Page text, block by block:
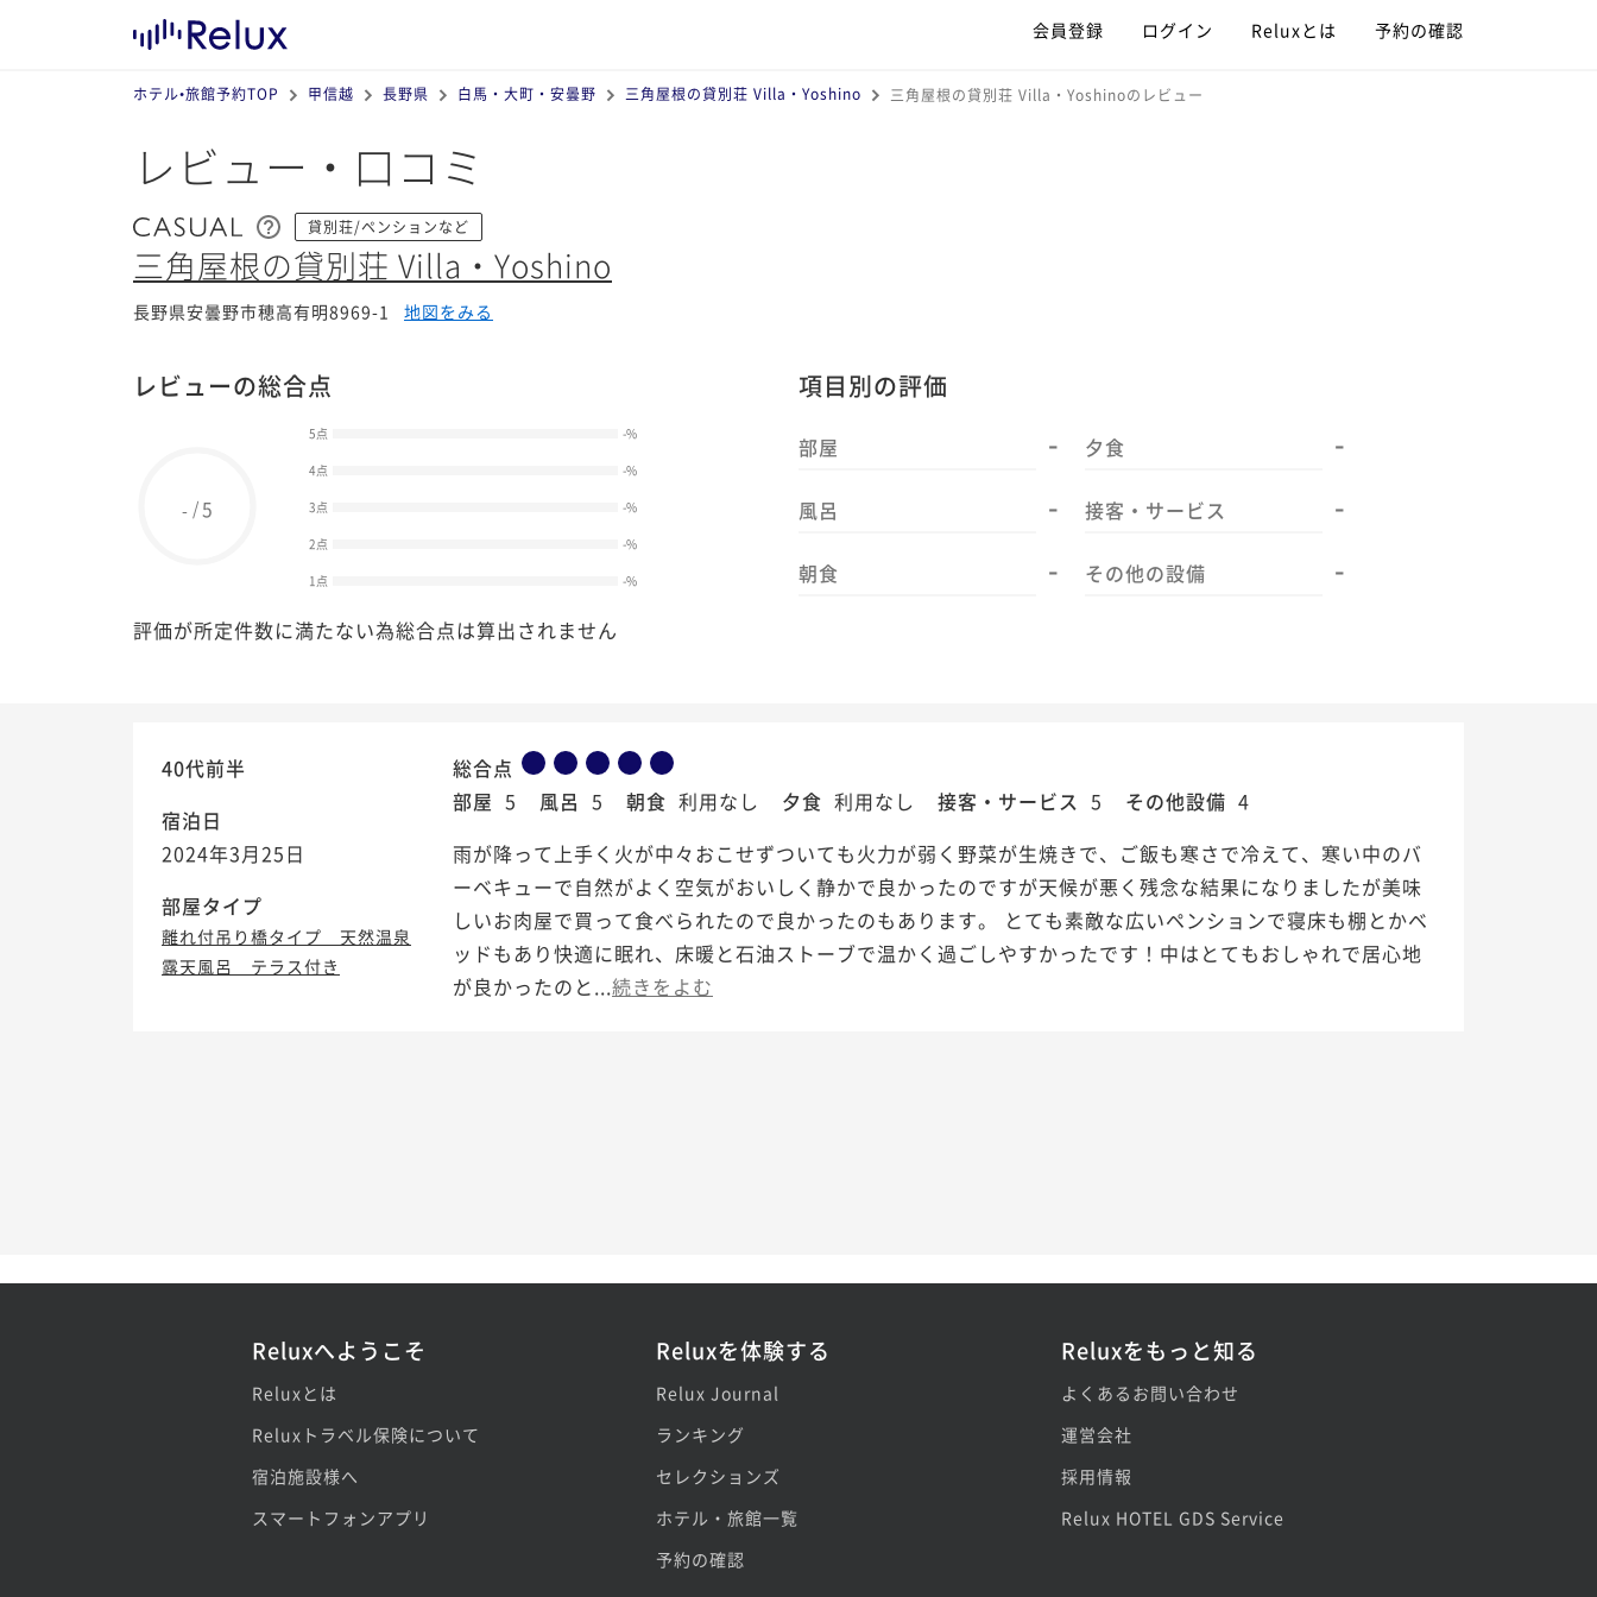
会員登録 ログイン Reluxとは 予約の確認
ホテル•旅館予約TOP 甲信越 長野県 白馬・大町・安曇野 三角屋根の貸別荘 Villa・Yoshino 三角屋根の貸別荘 Villa・Yoshinoのレビュー
レビュー・口コミ
貸別荘/ペンションなど
三角屋根の貸別荘 Villa・Yoshino
長野県安曇野市穂高有明8969-1 地図をみる
レビューの総合点
- /5
5点 -%
4点 -%
3点 -%
2点 -%
1点 -%
評価が所定件数に満たない為総合点は算出されません
項目別の評価
部屋 -
風呂 -
朝食 -
夕食 -
接客・サービス -
その他の設備 -
40代前半
宿泊日
2024年3月25日
部屋タイプ
離れ付吊り橋タイプ 天然温泉
露天風呂 テラス付き
総合点
部屋 5 風呂 5 朝食 利用なし 夕食 利用なし 接客・サービス 5 その他設備 4
雨が降って上手く火が中々おこせずついても火力が弱く野菜が生焼きで、ご飯も寒さで冷えて、寒い中のバ
ーベキューで自然がよく空気がおいしく静かで良かったのですが天候が悪く残念な結果になりましたが美味
しいお肉屋で買って食べられたので良かったのもあります。 とても素敵な広いペンションで寝床も棚とかベ
ッドもあり快適に眠れ、床暖と石油ストーブで温かく過ごしやすかったです！中はとてもおしゃれで居心地
が良かったのと...続きをよむ
Reluxへようこそ
Reluxとは
Reluxトラベル保険について
宿泊施設様へ
スマートフォンアプリ
Reluxを体験する
Relux Journal
ランキング
セレクションズ
ホテル・旅館一覧
予約の確認
Reluxをもっと知る
よくあるお問い合わせ
運営会社
採用情報
Relux HOTEL GDS Service